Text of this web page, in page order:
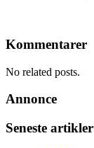
Kommentarer
No related posts.
Annonce
Seneste artikler